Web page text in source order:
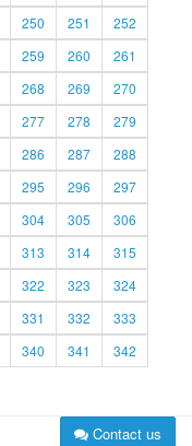
250 251
252
259 260
261
268 269
270
277 278
279
286 287
288
295 296
297
304 305
306
313 314
315
322 323
324
331 332
333
340 341
342
Contact us